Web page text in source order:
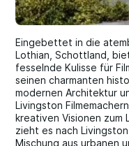
Eingebettet in die
Lothian, Schottland,
fesselnde Kulisse für
seinen charmanten
modernen Architektur
Livingston
kreativen Visionen zum
zieht es nach
Mischung aus urbanen